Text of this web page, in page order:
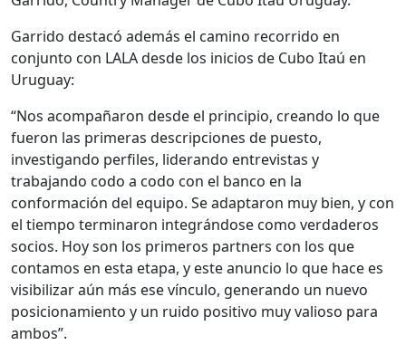
Garrido destacó además el camino recorrido en
conjunto con LALA desde los inicios de Cubo Itaú en
Uruguay:
“Nos acompañaron desde el principio, creando lo que
fueron las primeras descripciones de puesto,
investigando perfiles, liderando entrevistas y
trabajando codo a codo con el banco en la
conformación del equipo. Se adaptaron muy bien, y con
el tiempo terminaron integrándose como verdaderos
socios. Hoy son los primeros partners con los que
contamos en esta etapa, y este anuncio lo que hace es
visibilizar aún más ese vínculo, generando un nuevo
posicionamiento y un ruido positivo muy valioso para
ambos”.